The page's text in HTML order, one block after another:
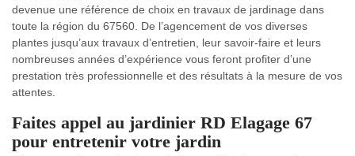
devenue une référence de choix en travaux de jardinage dans
toute la région du 67560. De l’agencement de vos diverses
plantes jusqu’aux travaux d’entretien, leur savoir-faire et leurs
nombreuses années d’expérience vous feront profiter d’une
prestation très professionnelle et des résultats à la mesure de vos
attentes.
Faites appel au jardinier RD Elagage 67
pour entretenir votre jardin